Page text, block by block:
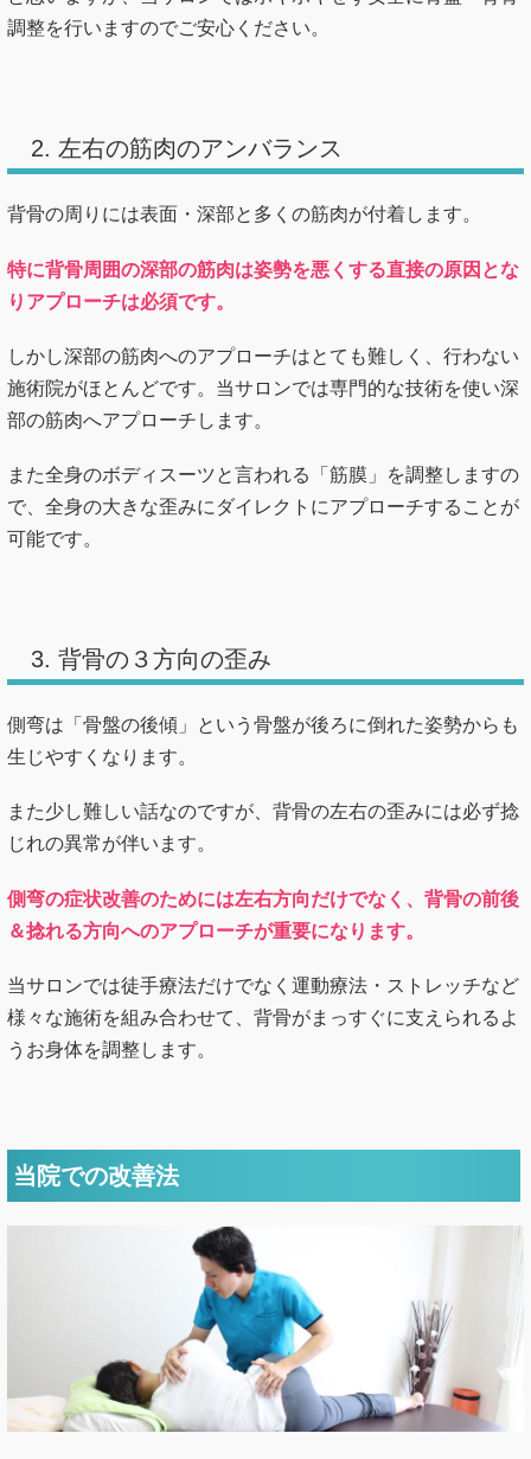
調整を行いますのでご安心ください。
2. 左右の筋肉のアンバランス
背骨の周りには表面・深部と多くの筋肉が付着します。
特に背骨周囲の深部の筋肉は姿勢を悪くする直接の原因とな
りアプローチは必須です。
しかし深部の筋肉へのアプローチはとても難しく、行わない
施術院がほとんどです。当サロンでは専門的な技術を使い深
部の筋肉へアプローチします。
また全身のボディスーツと言われる「筋膜」を調整しますの
で、全身の大きな歪みにダイレクトにアプローチすることが
可能です。
3. 背骨の３方向の歪み
側弯は「骨盤の後傾」という骨盤が後ろに倒れた姿勢からも
生じやすくなります。
また少し難しい話なのですが、背骨の左右の歪みには必ず捻
じれの異常が伴います。
側弯の症状改善のためには左右方向だけでなく、背骨の前後
＆捻れる方向へのアプローチが重要になります。
当サロンでは徒手療法だけでなく運動療法・ストレッチなど
様々な施術を組み合わせて、背骨がまっすぐに支えられるよ
うお身体を調整します。
当院での改善法